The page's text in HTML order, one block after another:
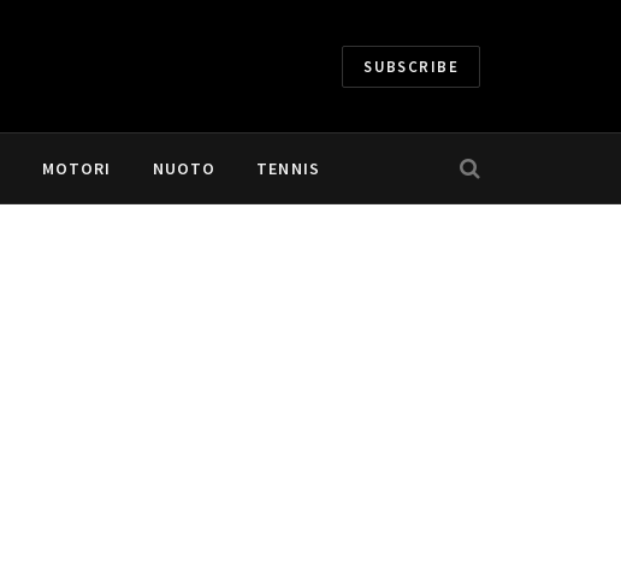
SUBSCRIBE
MOTORI NUOTO TENNIS